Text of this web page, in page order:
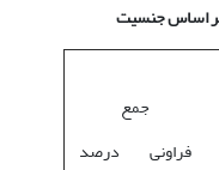
جمع
فراونی
درصد